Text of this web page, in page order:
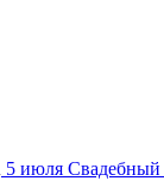
5 июля Свадебный